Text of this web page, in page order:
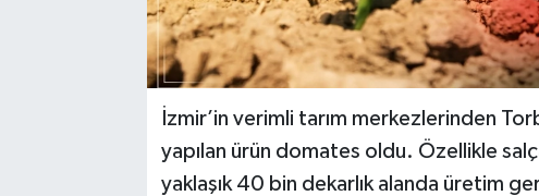
İzmir’in verimli tarım merkezlerinden
yapılan ürün domates oldu. Özellikle
yaklaşık 40 bin dekarlık alanda üretim